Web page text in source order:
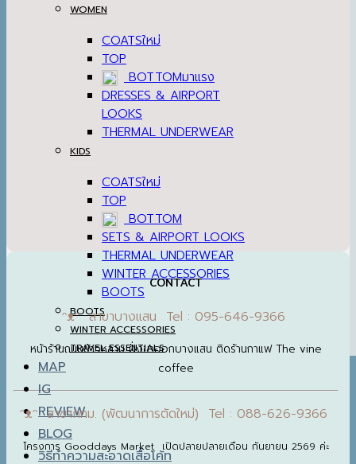
WOMEN
COATS
TOP
BOTTOM
DRESSES & AIRPORT
LOOKS
THERMAL UNDERWEAR
KIDS
COATS
TOP
BOTTOM
SETS & AIRPORT LOOKS
THERMAL UNDERWEAR
WINTER ACCESSORIES
BOOTS
BOOTS
WINTER ACCESSORIES
TRAVEL ESSENTIALS
MAP
IG
REVIEW
BLOG
วิธีทำความสะอาดเสื้อโค้ท
CONTACT
ᵔᴥᵔ สาขาบางแสน Tel : 095-646-9366
หน้าร้านถนนข้าวหลาม ฝั่งขาออกบางแสน ติดร้านกาแฟ The vine
coffee
ᵔᴥᵔ สาขากทม. (พัฒนาการตัดใหม่) Tel : 088-626-9366
โครงการ Gooddays Market เปิดปลายปลายเดือน กันยายน 2569 ค่ะ